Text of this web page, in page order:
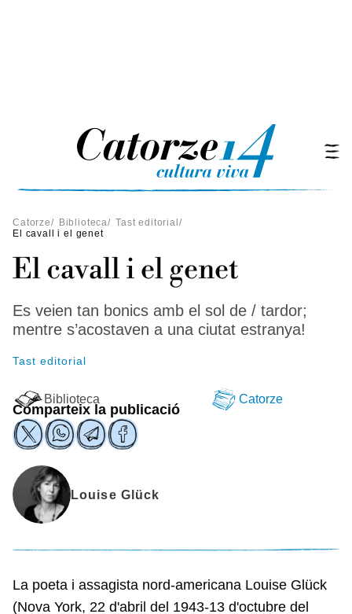
Catorze/ Biblioteca/ Tast editorial /
El cavall i el genet
El cavall i el genet
Es veien tan bonics amb el sol de / tardor;
mentre s’acostaven a una ciutat estranya!
Tast editorial
Biblioteca Catorze
Comparteix la publicació
Louise Glück
La poeta i assagista nord-americana Louise Glück
(Nova York, 22 d'abril del 1943-13 d'octubre del